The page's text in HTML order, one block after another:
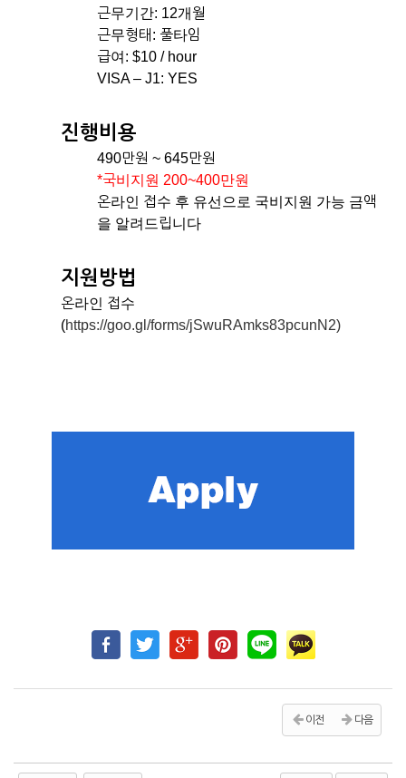
근무기간: 12개월
근무형태: 풀타임
급여: $10 / hour
VISA – J1: YES
진행비용
490만원 ~ 645만원
*국비지원 200~400만원
온라인 접수 후 유선으로 국비지원 가능 금액
을 알려드립니다
지원방법
온라인 접수
(https://goo.gl/forms/jSwuRAmks83pcunN2)
이전 다음